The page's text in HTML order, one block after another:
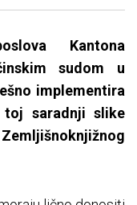
Kantona
sudom u
implementira
toj saradnji slike